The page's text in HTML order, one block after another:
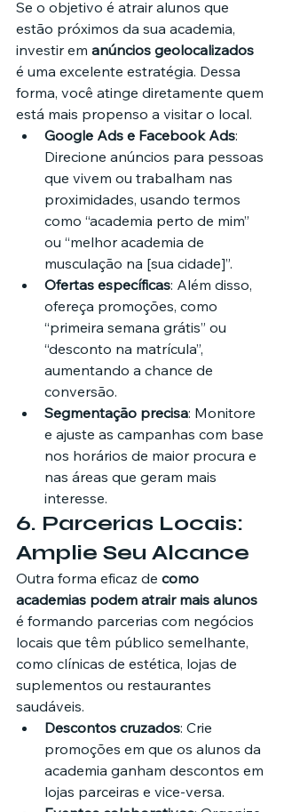
Se o objetivo é atrair alunos que
estão próximos da sua academia,
investir em anúncios geolocalizados
é uma excelente estratégia. Dessa
forma, você atinge diretamente quem
está mais propenso a visitar o local.
Google Ads e Facebook Ads:
Direcione anúncios para pessoas
que vivem ou trabalham nas
proximidades, usando termos
como “academia perto de mim”
ou “melhor academia de
musculação na [sua cidade]”.
Ofertas específicas: Além disso,
ofereça promoções, como
“primeira semana grátis” ou
“desconto na matrícula”,
aumentando a chance de
conversão.
Segmentação precisa: Monitore
e ajuste as campanhas com base
nos horários de maior procura e
nas áreas que geram mais
interesse.
6. Parcerias Locais:
Amplie Seu Alcance
Outra forma eficaz de como
academias podem atrair mais alunos
é formando parcerias com negócios
locais que têm público semelhante,
como clínicas de estética, lojas de
suplementos ou restaurantes
saudáveis.
Descontos cruzados: Crie
promoções em que os alunos da
academia ganham descontos em
lojas parceiras e vice-versa.